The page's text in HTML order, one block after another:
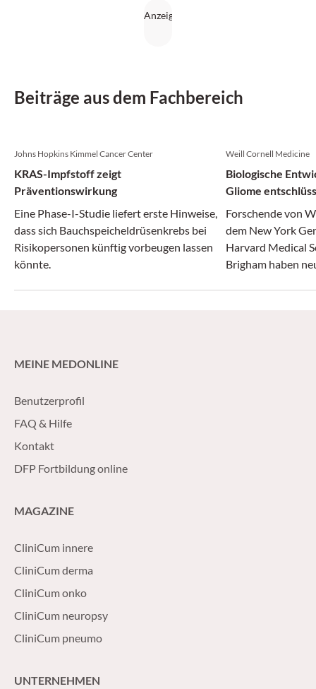
Beiträge aus dem Fachbereich
Johns Hopkins Kimmel Cancer Center
KRAS-Impfstoff zeigt
Präventionswirkung
Eine Phase-I-Studie liefert erste Hinweise,
dass sich Bauchspeicheldrüsenkrebs bei
Risikopersonen künftig vorbeugen lassen
könnte.
Weill Cornell Medicine
Biologische
Gliome
Forschende von
dem New York
Harvard Medical
Brigham haben
MEINE MEDONLINE
Benutzerprofil
FAQ & Hilfe
Kontakt
DFP Fortbildung online
MAGAZINE
CliniCum innere
CliniCum derma
CliniCum onko
CliniCum neuropsy
CliniCum pneumo
UNTERNEHMEN